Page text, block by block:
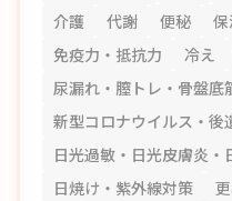
介護
代謝 便秘 保
免疫力・抵抗力
冷え
尿漏れ・膣トレ・骨盤底
新型コロナウイルス・後
日光過敏・日光皮膚炎・
日焼け・紫外線対策